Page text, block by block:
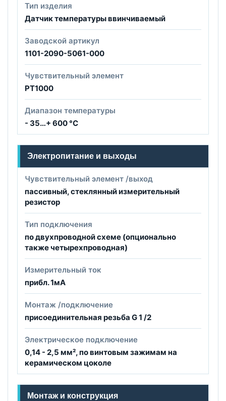
Тип изделия
Датчик температуры ввинчиваемый
Заводской артикул
1101-2090-5061-000
Чувствительный элемент
PT1000
Диапазон температуры
- 35…+ 600 °C
Электропитание и выходы
Чувствительный элемент /выход
пассивный, стеклянный измерительный
резистор
Тип подключения
по двухпроводной схеме (опционально
также четырехпроводная)
Измерительный ток
прибл. 1мА
Монтаж /подключение
присоединительная резьба G 1 /2
Электрическое подключение
0,14 - 2,5 мм², по винтовым зажимам на
керамическом цоколе
Монтаж и конструкция